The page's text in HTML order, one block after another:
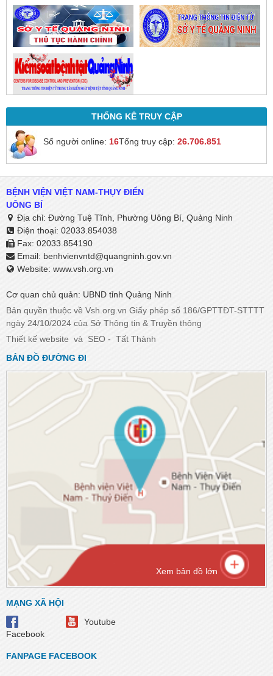
THỐNG KÊ TRUY CẬP
Số người online: 16Tổng truy cập: 26.706.851
BỆNH VIỆN VIỆT NAM-THỤY ĐIỂN
UÔNG BÍ
Địa chỉ: Đường Tuệ Tĩnh, Phường Uông Bí, Quảng Ninh
Điện thoại: 02033.854038
Fax: 02033.854190
Email: benhvienvntd@quangninh.gov.vn​​​​​​​
Website: www.vsh.org.vn
Cơ quan chủ quản: UBND tỉnh Quảng Ninh
Bản quyền thuộc về Vsh.org.vn Giấy phép số 186/GPTTĐT-STTTT
ngày 24/10/2024 của Sở Thông tin & Truyền thông
Thiết kế website và SEO - Tất Thành
BẢN ĐỒ ĐƯỜNG ĐI
Xem bản đồ lớn
MẠNG XÃ HỘI
Facebook
Youtube
FANPAGE FACEBOOK